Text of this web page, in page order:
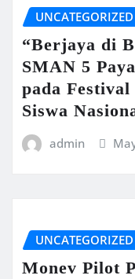
UNCATEGORIZED
“Berjaya di
SMAN 5
pada
Siswa
admin
UNCATEGORIZED
Monev Pilot